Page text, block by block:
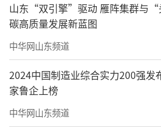
山东“双引擎”驱动 雁阵集群与
碳高质量发展新蓝图
中华网山东频道
2024中国制造业综合实力200强发
家鲁企上榜
中华网山东频道